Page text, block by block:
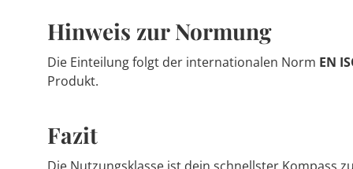
Hinweis zur Normung
Die Einteilung folgt der internationalen Norm EN
Produkt.
Fazit